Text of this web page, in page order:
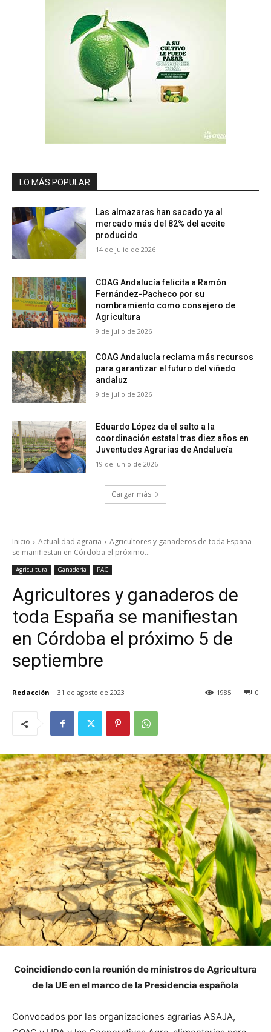
LO MÁS POPULAR
Las almazaras han sacado ya al
mercado más del 82% del aceite
producido
14 de julio de 2026
COAG Andalucía felicita a Ramón
Fernández-Pacheco por su
nombramiento como consejero de
Agricultura
9 de julio de 2026
COAG Andalucía reclama más recursos
para garantizar el futuro del viñedo
andaluz
9 de julio de 2026
Eduardo López da el salto a la
coordinación estatal tras diez años en
Juventudes Agrarias de Andalucía
19 de junio de 2026
Cargar más